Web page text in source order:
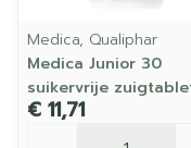
Medica, Qualiphar
Medica Junior 30
suikervrije
€ 11,71